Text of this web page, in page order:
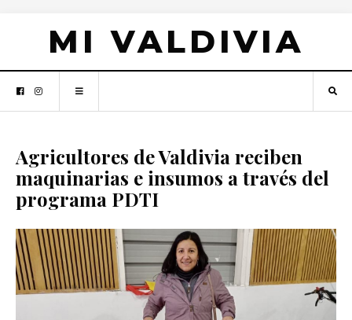
MI VALDIVIA
Agricultores de Valdivia reciben
maquinarias e insumos a través del
programa PDTI